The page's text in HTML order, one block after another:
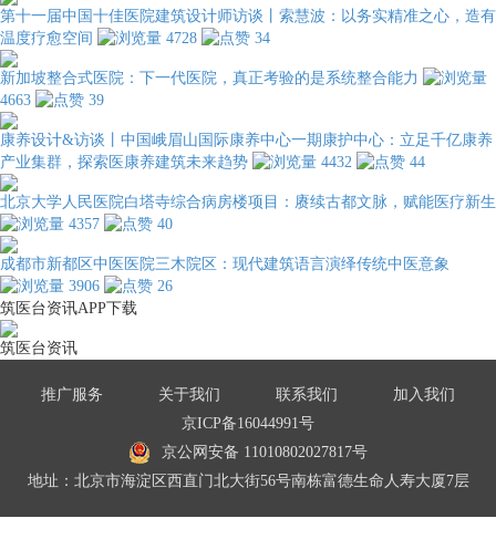
第十一届中国十佳医院建筑设计师访谈丨索慧波：以务实精准之心，造有
温度疗愈空间
4728 34
新加坡整合式医院：下一代医院，真正考验的是系统整合能力
4663
39
康养设计&访谈丨中国峨眉山国际康养中心一期康护中心：立足千亿康养
产业集群，探索医康养建筑未来趋势
4432 44
北京大学人民医院白塔寺综合病房楼项目：赓续古都文脉，赋能医疗新生
4357
40
成都市新都区中医医院三木院区：现代建筑语言演绎传统中医意象
3906
26
筑医台资讯APP下载
筑医台资讯
推广服务 关于我们 联系我们
加入我们
京ICP备16044991号
京公网安备 11010802027817号
地址：北京市海淀区西直门北大街56号南栋富德生命人寿大厦7层